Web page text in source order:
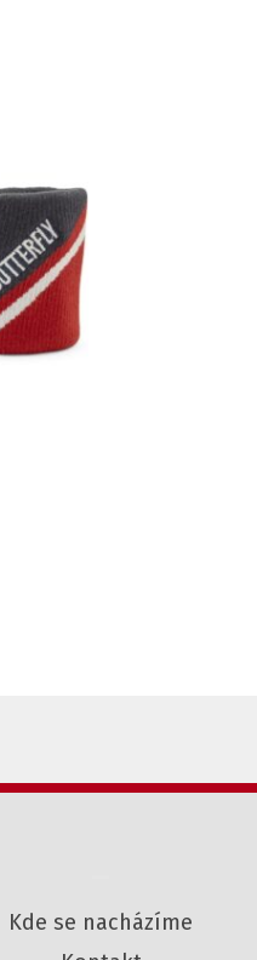
Kde se nacházíme